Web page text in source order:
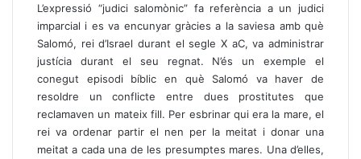
L’expressió “judici salomònic” fa referència a un judici
imparcial i es va encunyar gràcies a la saviesa amb què
Salomó, rei d’Israel durant el segle X aC, va administrar
justícia durant el seu regnat. N’és un exemple el
conegut episodi bíblic en què Salomó va haver de
resoldre un conflicte entre dues prostitutes que
reclamaven un mateix fill. Per esbrinar qui era la mare, el
rei va ordenar partir el nen per la meitat i donar una
meitat a cada una de les presumptes mares. Una d’elles,